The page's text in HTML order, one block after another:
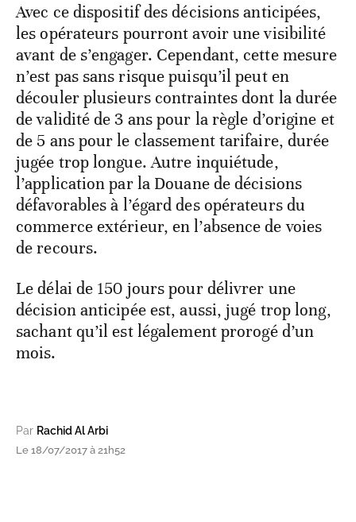
Avec ce dispositif des décisions anticipées,
les opérateurs pourront avoir une visibilité
avant de s’engager. Cependant, cette mesure
n’est pas sans risque puisqu’il peut en
découler plusieurs contraintes dont la durée
de validité de 3 ans pour la règle d’origine et
de 5 ans pour le classement tarifaire, durée
jugée trop longue. Autre inquiétude,
l’application par la Douane de décisions
défavorables à l’égard des opérateurs du
commerce extérieur, en l’absence de voies
de recours.
Le délai de 150 jours pour délivrer une
décision anticipée est, aussi, jugé trop long,
sachant qu’il est légalement prorogé d’un
mois.
Par Rachid Al Arbi
Le 18/07/2017 à 21h52